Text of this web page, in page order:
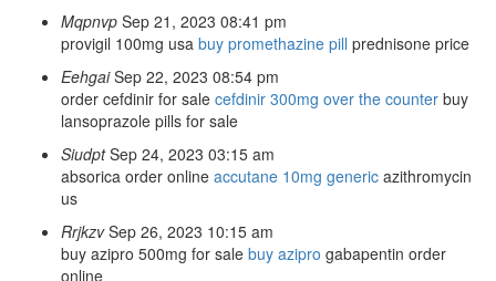
Mqpnvp Sep 21, 2023 08:41 pm
provigil 100mg usa buy promethazine pill prednisone price
Eehgai Sep 22, 2023 08:54 pm
order cefdinir for sale cefdinir 300mg over the counter buy
lansoprazole pills for sale
Siudpt Sep 24, 2023 03:15 am
absorica order online accutane 10mg generic azithromycin
us
Rrjkzv Sep 26, 2023 10:15 am
buy azipro 500mg for sale buy azipro gabapentin order
online